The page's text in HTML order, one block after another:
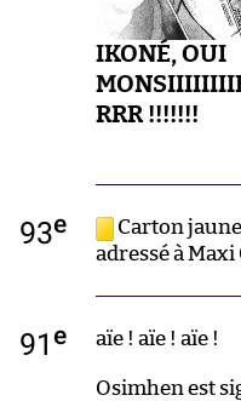
IKONÉ, OUI
RRR !!!!!!!
93e
Carton
adressé à Maxi
91 e aïe ! aïe ! aïe !
Osimhen est